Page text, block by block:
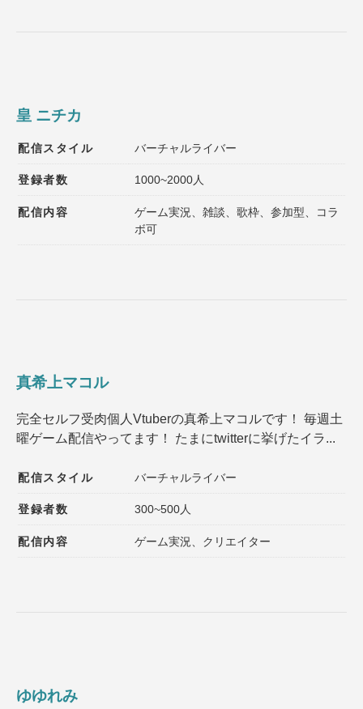
皇 ニチカ
配信スタイル バーチャルライバー
登録者数 1000~2000人
配信内容
ゲーム実況、雑談、歌枠、参加型、コラ
ボ可
真希上マコル
完全セルフ受肉個人Vtuberの真希上マコルです！ 毎週土
曜ゲーム配信やってます！ たまにtwitterに挙げたイラ...
配信スタイル バーチャルライバー
登録者数 300~500人
配信内容 ゲーム実況、クリエイター
ゆゆれみ